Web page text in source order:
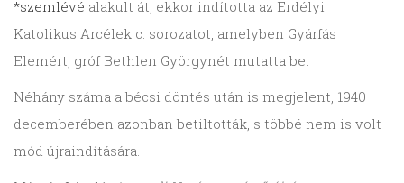
*szemlévé alakult át, ekkor indította az Erdélyi
Katolikus Arcélek c. sorozatot, amelyben Gyárfás
Elemért, gróf Bethlen Györgynét mutatta be.
Néhány száma a bécsi döntés után is megjelent, 1940
decemberében azonban betiltották, s többé nem is volt
mód újraindítására.